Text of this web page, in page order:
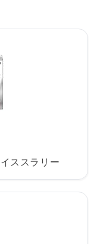
ススラリー